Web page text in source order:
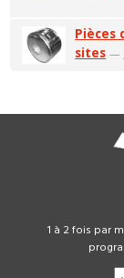
Pièces
sites —
1 à 2 fois par